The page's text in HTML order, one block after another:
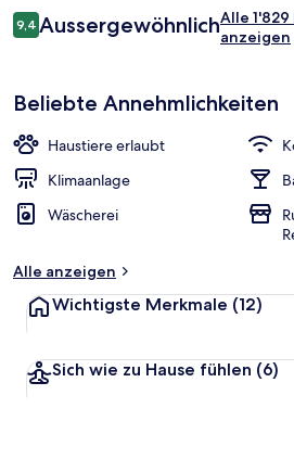
CHF 71.
Bewertungen
9,49,4 von 10.
AussergewöhnlichAlle
anzeigen
Beliebte Annehmlichkeiten
Haustiere erlaubt
Klimaanlage
Wäscherei
Alle anzeigen
Wichtigste Merkmale (12)
Sich wie zu Hause fühlen (6)